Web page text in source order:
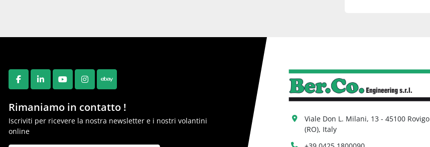
FACEBOOK
LINKEDINYOUTUBEINSTAGRAM
EBAY
Rimaniamo in contatto !
Iscriviti per ricevere la nostra newsletter e i nostri volantini
online
Viale Don L. Milani, 13 - 45100 Rovigo
(RO), Italy